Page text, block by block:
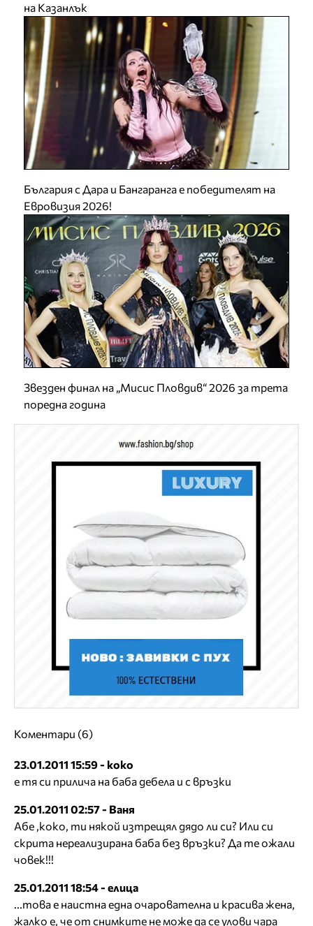
на Казанлък
България с Дара и Бангаранга е победителят на
Евровизия 2026!
Звезден финал на „Мисис Пловдив“ 2026 за трета
поредна година
Коментари (6)
23.01.2011 15:59 - koko
е тя си прилича на баба дебела и с връзки
25.01.2011 02:57 - Ваня
Абе ,коко, ти някой изтрещял дядо ли си? Или си
скрита нереализирана баба без връзки? Да те ожали
човек!!!
25.01.2011 18:54 - елица
...това е наистна една очарователна и красива жена,
жалко е, че от снимките не може да се улови чара